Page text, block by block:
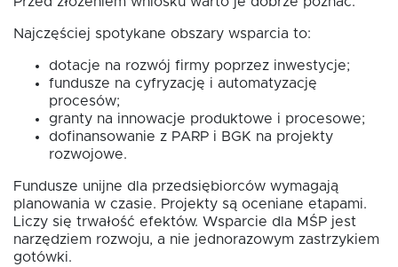
Najczęściej spotykane obszary wsparcia to:
dotacje na rozwój firmy poprzez inwestycje;
fundusze na cyfryzację i automatyzację
procesów;
granty na innowacje produktowe i procesowe;
dofinansowanie z PARP i BGK na projekty
rozwojowe.
Fundusze unijne dla przedsiębiorców wymagają
planowania w czasie. Projekty są oceniane etapami.
Liczy się trwałość efektów. Wsparcie dla MŚP jest
narzędziem rozwoju, a nie jednorazowym zastrzykiem
gotówki.